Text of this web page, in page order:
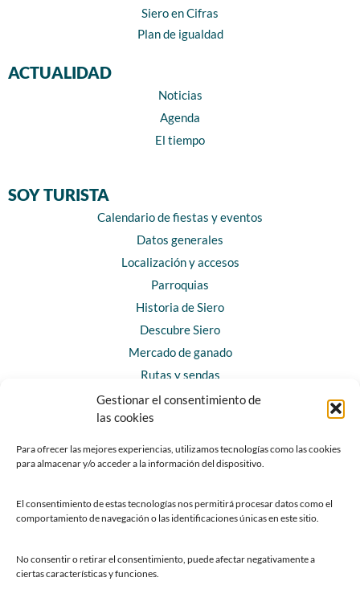
Gestionar el consentimiento de
las cookies
Para ofrecer las mejores experiencias, utilizamos tecnologías como las cookies
para almacenar y/o acceder a la información del dispositivo.
El consentimiento de estas tecnologías nos permitirá procesar datos como el
comportamiento de navegación o las identificaciones únicas en este sitio.
No consentir o retirar el consentimiento, puede afectar negativamente a
ciertas características y funciones.
Siero en Cifras
Plan de igualdad
ACTUALIDAD
Noticias
Agenda
El tiempo
SOY TURISTA
Calendario de fiestas y eventos
Datos generales
Localización y accesos
Parroquias
Historia de Siero
Descubre Siero
Mercado de ganado
Rutas y sendas
Horarios y contacto
Teléfonos de interés
Chatbot Siero
SEDES ELECTRÓNICAS
Sede del Ayuntamiento de Siero